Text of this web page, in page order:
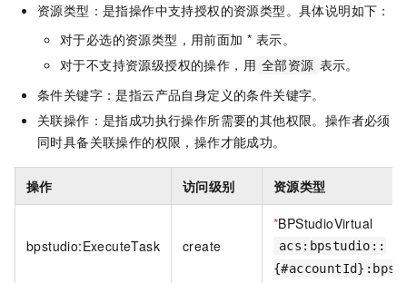
资源类型：是指操作中支持授权的资源类型。具体说明如下：
对于必选的资源类型，用前面加 * 表示。
对于不支持资源级授权的操作，用 全部资源 表示。
条件关键字：是指云产品自身定义的条件关键字。
关联操作：是指成功执行操作所需要的其他权限。操作者必须
同时具备关联操作的权限，操作才能成功。
操作 访问级别 资源类型
bpstudio:ExecuteTask create
*BPStudioVirtual
acs:bpstudio::